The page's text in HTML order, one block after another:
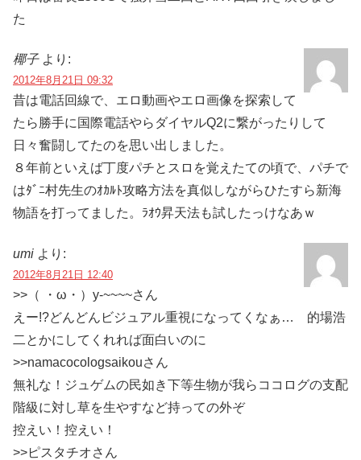
た
椰子 より:
2012年8月21日 09:32
昔は電話回線で、エロ動画やエロ画像を探索して
たら勝手に国際電話やらダイヤルQ2に繋がったりして
日々奮闘してたのを思い出しました。
８年前といえば丁度パチとスロを覚えたての頃で、パチで
はﾀﾞﾆ村先生のｵｶﾙﾄ攻略方法を真似しながらひたすら新海
物語を打ってました。ﾗｵｳ昇天法も試したっけなあｗ
umi より:
2012年8月21日 12:40
>>（ ・ω・）y-~~~~さん
えー!?どんどんビジュアル重視になってくなぁ… 的場浩
二とかにしてくれれば面白いのに
>>namacocologsaikouさん
無礼な！ジュゲムの民如き下等生物が我らココログの支配
階級に対し草を生やすなど持っての外ぞ
控えい！控えい！
>>ピスタチオさん